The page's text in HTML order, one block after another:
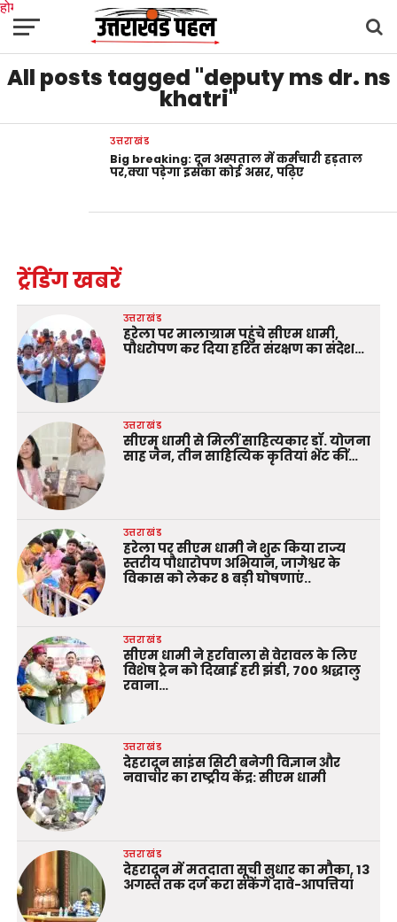
होम
उत्तराखंडअल्मोड़ाउत्तरकाशीउधम सिंह नगरचंपावतचमोलीटिहरी गढ़वाल
देहरादून नैनीतालपिथौरागढ़पौड़ी गढ़वालबागेश्वररुद्रप्रयागहरिद्वारदेश
दुनिया
मनोरंजन
All posts tagged "deputy ms dr. ns
khatri"
उत्तराखंड
Big breaking: दून अस्पताल में कर्मचारी हड़ताल
पर,क्या पड़ेगा इसका कोई असर, पढ़िए
ट्रेंडिंग खबरें
उत्तराखंड
हरेला पर मालाग्राम पहुंचे सीएम धामी,
पौधरोपण कर दिया हरित संरक्षण का संदेश…
उत्तराखंड
सीएम धामी से मिलीं साहित्यकार डॉ. योजना
साह जैन, तीन साहित्यिक कृतियां भेंट कीं…
उत्तराखंड
हरेला पर सीएम धामी ने शुरू किया राज्य
स्तरीय पौधारोपण अभियान, जागेश्वर के
विकास को लेकर 8 बड़ी घोषणाएं..
उत्तराखंड
सीएम धामी ने हर्रावाला से वेरावल के लिए
विशेष ट्रेन को दिखाई हरी झंडी, 700 श्रद्धालु
रवाना…
उत्तराखंड
देहरादून साइंस सिटी बनेगी विज्ञान और
नवाचार का राष्ट्रीय केंद्र: सीएम धामी
उत्तराखंड
देहरादून में मतदाता सूची सुधार का मौका, 13
अगस्त तक दर्ज करा सकेंगे दावे-आपत्तियां